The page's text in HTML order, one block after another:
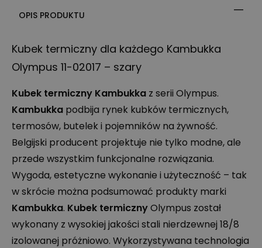
OPIS PRODUKTU
Kubek termiczny dla każdego Kambukka
Olympus 11-02017 – szary
Kubek termiczny Kambukka z serii Olympus.
Kambukka podbija rynek kubków termicznych,
termosów, butelek i pojemników na żywność.
Belgijski producent projektuje nie tylko modne, ale
przede wszystkim funkcjonalne rozwiązania.
Wygoda, estetyczne wykonanie i użyteczność – tak
w skrócie można podsumować produkty marki
Kambukka. Kubek termicznyOlympus został
wykonany z wysokiej jakości stali nierdzewnej 18/8
izolowanej próżniowo. Wykorzystywana technologia